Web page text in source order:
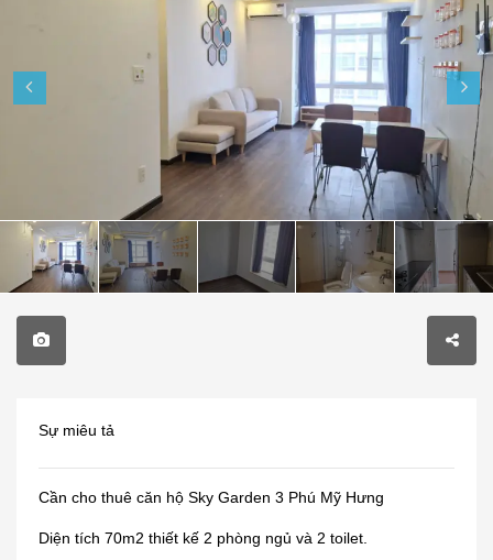
Sự miêu tả
Cần cho thuê căn hộ Sky Garden 3 Phú Mỹ Hưng
Diện tích 70m2 thiết kế 2 phòng ngủ và 2 toilet.